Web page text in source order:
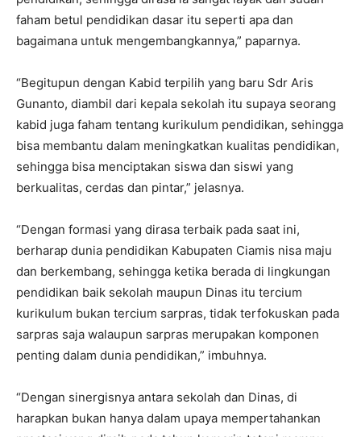
faham betul pendidikan dasar itu seperti apa dan
bagaimana untuk mengembangkannya,” paparnya.
“Begitupun dengan Kabid terpilih yang baru Sdr Aris
Gunanto, diambil dari kepala sekolah itu supaya seorang
kabid juga faham tentang kurikulum pendidikan, sehingga
bisa membantu dalam meningkatkan kualitas pendidikan,
sehingga bisa menciptakan siswa dan siswi yang
berkualitas, cerdas dan pintar,” jelasnya.
“Dengan formasi yang dirasa terbaik pada saat ini,
berharap dunia pendidikan Kabupaten Ciamis nisa maju
dan berkembang, sehingga ketika berada di lingkungan
pendidikan baik sekolah maupun Dinas itu tercium
kurikulum bukan tercium sarpras, tidak terfokuskan pada
sarpras saja walaupun sarpras merupakan komponen
penting dalam dunia pendidikan,” imbuhnya.
“Dengan sinergisnya antara sekolah dan Dinas, di
harapkan bukan hanya dalam upaya mempertahankan